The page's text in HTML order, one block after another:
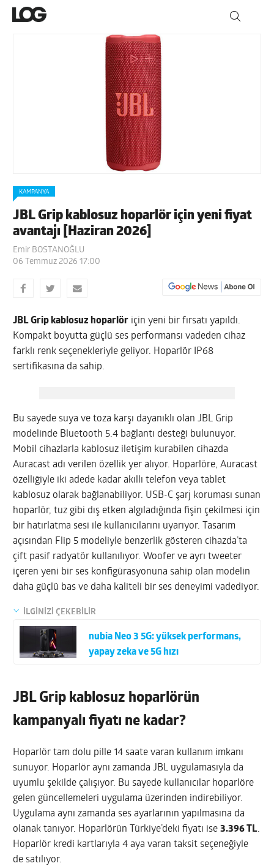
KAMPANYA
JBL Grip kablosuz hoparlör için yeni fiyat
avantajı [Haziran 2026]
Emir BOSTANOĞLU
06 Temmuz 2026 17:00
JBL Grip kablosuz hoparlör için yeni bir fırsatı yapıldı.
Kompakt boyutta güçlü ses performansı vadeden cihaz
farklı renk seçenekleriyle geliyor. Hoparlör IP68
sertifikasına da sahip.
Bu sayede suya ve toza karşı dayanıklı olan JBL Grip
modelinde Bluetooth 5.4 bağlantı desteği bulunuyor.
Mobil cihazlarla kablosuz iletişim kurabilen cihazda
Auracast adı verilen özellik yer alıyor. Hoparlöre, Auracast
özelliğiyle iki adede kadar akıllı telefon veya tablet
kablosuz olarak bağlanabiliyor. USB-C şarj koruması sunan
hoparlör, tuz gibi dış etken algıladığında fişin çekilmesi için
bir hatırlatma sesi ile kullanıcılarını uyarıyor. Tasarım
açısından Flip 5 modeliyle benzerlik gösteren cihazda’ta
çift pasif radyatör kullanılıyor. Woofer ve ayrı tweeter
içeren yeni bir ses konfigürasyonuna sahip olan modelin
daha güçlü bas ve daha kaliteli bir ses deneyimi vadediyor.
İLGİNİZİ ÇEKEBİLİR
nubia Neo 3 5G: yüksek performans,
yapay zeka ve 5G hızı
JBL Grip kablosuz hoparlörün
kampanyalı fiyatı ne kadar?
Hoparlör tam dolu pille 14 saate varan kullanım imkanı
sunuyor. Hoparlör aynı zamanda JBL uygulamasıyla da
uyumlu şekilde çalışıyor. Bu sayede kullanıcılar hoparlöre
gelen güncellemeleri uygulama üzerinden indirebiliyor.
Uygulama aynı zamanda ses ayarlarının yapılmasına da
olanak tanıyor. Hoparlörün Türkiye’deki fiyatı ise3.396 TL.
Hoparlör kredi kartlarıyla 4 aya varan taksit seçeneğiyle
de satılıyor.